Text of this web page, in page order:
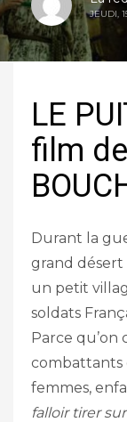
JEUDI,
LE
film
Durant la
grand
un petit
soldats
Parce qu’on
combattants
femmes,
falloir tirer